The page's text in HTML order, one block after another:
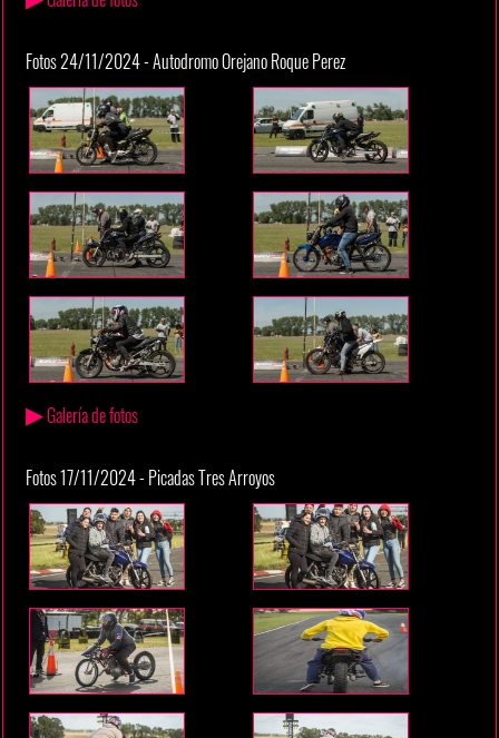
Fotos 24/11/2024 - Autodromo Orejano Roque Perez
▶Galería de fotos
Fotos 17/11/2024 - Picadas Tres Arroyos